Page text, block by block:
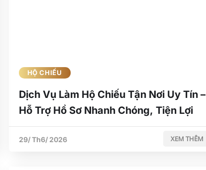
HỘ CHIẾU
Dịch Vụ Làm Hộ Chiếu Tận Nơi Uy Tín –
Hỗ Trợ Hồ Sơ Nhanh Chóng, Tiện Lợi
29/ Th6/ 2026 XEM THÊM